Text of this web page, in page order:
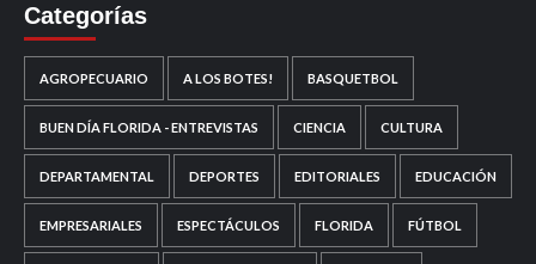
Categorías
AGROPECUARIO A LOS BOTES! BASQUETBOL
BUEN DÍA FLORIDA - ENTREVISTAS CIENCIA CULTURA
DEPARTAMENTAL DEPORTES EDITORIALES EDUCACIÓN
EMPRESARIALES ESPECTÁCULOS FLORIDA FÚTBOL